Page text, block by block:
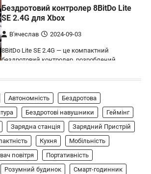
Бездротовий контролер 8BitDo Lite
SE 2.4G для Xbox
В'ячеслав 2024-09-03
8BitDo Lite SE 2.4G — це компактний
бездротовий контролер, розроблений
Бездротова колонка LG XBOOM Go
XG2T
В'ячеслав 2024-09-07
LG XBOOM Go XG2T — це компактна
бездротова колонка, яка поєднує в собі
потужний звук…
Автономність
Бездротова
Бездротові навушники
Геймінг
Зарядна станція
Зарядний Пристрій
Кухня
Мобільність
повітря
Портативність
Розумний будинок
Смарт-годинник